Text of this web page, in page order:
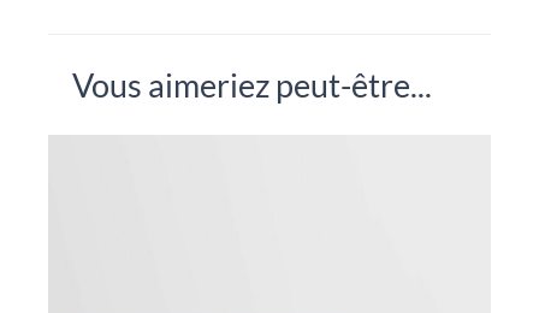
Vous aimeriez peut-être...